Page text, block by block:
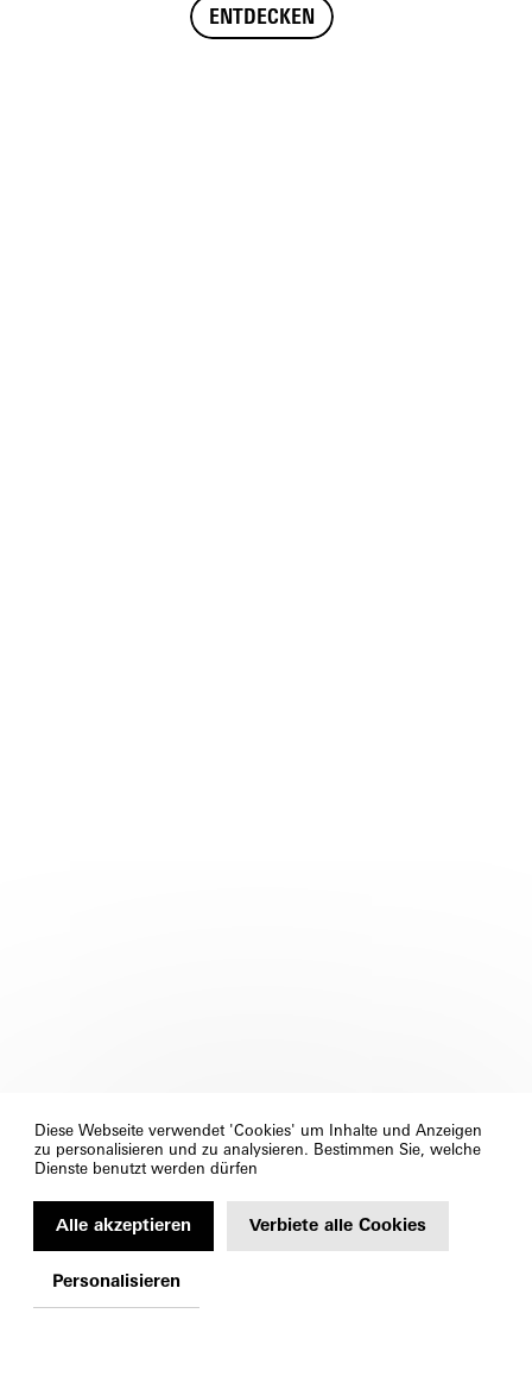
Mutual Gaze vom 9. Mai 2026 bis zum 23. November 2026.
ENTDECKEN
Diese Webseite verwendet 'Cookies' um Inhalte und Anzeigen
zu personalisieren und zu analysieren. Bestimmen Sie, welche
Dienste benutzt werden dürfen
Alle akzeptieren Verbiete alle Cookies
Personalisieren